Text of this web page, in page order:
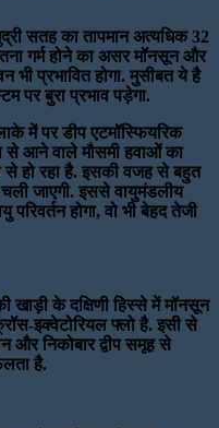
सतह का तापमान अत्यधिक 32
गर्म होने का असर मॉनसून और
भी प्रभावित होगा. मुसीबत ये है
पर बुरा प्रभाव पड़ेगा.
में पर डीप एटमॉस्फियरिक
से आने वाले मौसमी हवाओं का
हो रहा है. इसकी वजह से बहुत
चली जाएगी. इससे वायुमंडलीय
होगा, वो भी बेहद तेजी
खाड़ी के दक्षिणी हिस्से में मॉनसून
इक्वेटोरियल फ्लो है. इसी से
निकोबार द्वीप समूह से
है.